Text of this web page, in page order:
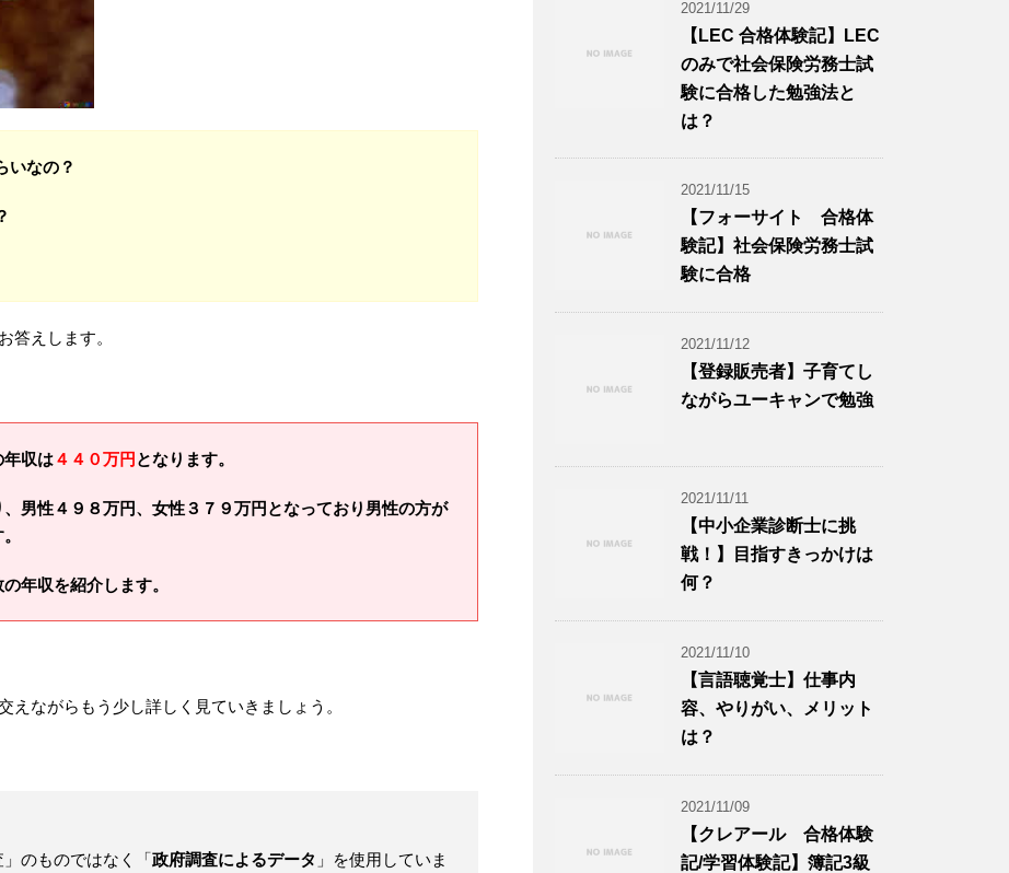
いなの？
答えします。
収は４４０万円 となります。
男性４９８万円、女性３７９万円となっており男性の方が
年収を紹介します。
えながらもう少し詳しく見ていきましょう。
のものではなく「政府調査によるデータ 」を使用していま
2021/11/29
【LEC 合格体験記】LEC
のみで社会保険労務士試
験に合格した勉強法と
は？
2021/11/15
【フォーサイト 合格体
験記】社会保険労務士試
験に合格
2021/11/12
【登録販売者】子育てし
ながらユーキャンで勉強
2021/11/11
【中小企業診断士に挑
戦！】目指すきっかけは
何？
2021/11/10
【言語聴覚士】仕事内
容、やりがい、メリット
は？
2021/11/09
【クレアール 合格体験
記/学習体験記】簿記3級